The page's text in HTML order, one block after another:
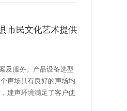
市民文化艺术提供
及服务。产品设备选型
声场具有良好的声场均
建声环境满足了客户使